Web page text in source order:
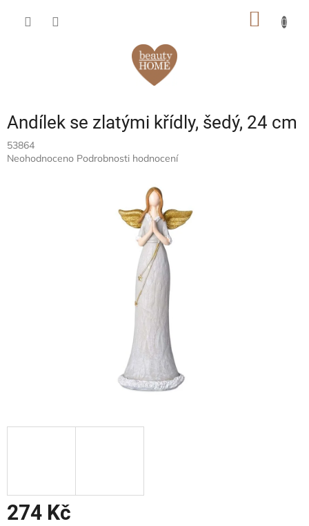
Andílek se zlatými křídly, šedý, 24 cm
53864
Průměrné
Neohodnoceno Podrobnosti hodnocení
274 Kč